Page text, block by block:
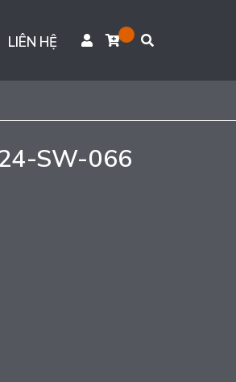
LIÊN HỆ
SW-066